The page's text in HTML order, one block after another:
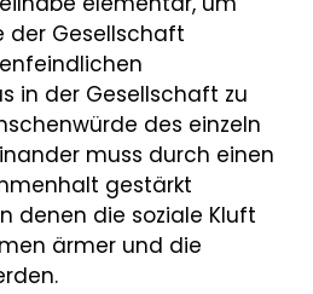
der Gesellschaft
in der Gesellschaft zu
des einzeln
muss durch einen
gestärkt
denen die soziale Kluft
ärmer und die